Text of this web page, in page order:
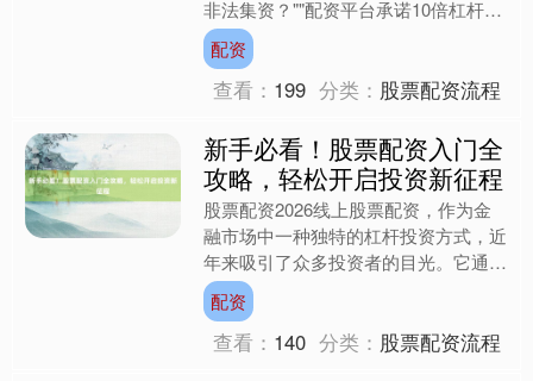
非法集资？""配资平台承诺10倍杠杆，
到底能不能信？"——在各大投资论坛
和新手交流群....
配资
查看： 199 分类： 股票配资流程
新手必看！股票配资入门全
攻略，轻松开启投资新征程
股票配资2026线上股票配资，作为金
融市场中一种独特的杠杆投资方式，近
年来吸引了众多投资者的目光。它通过
借入资金放大投资本金，让投资者在把
握市场机遇时拥有更强的....
配资
查看： 140 分类： 股票配资流程